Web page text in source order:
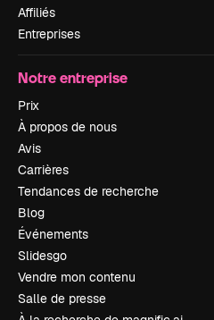
Affiliés
Entreprises
Notre entreprise
Prix
À propos de nous
Avis
Carrières
Tendances de recherche
Blog
Événements
Slidesgo
Vendre mon contenu
Salle de presse